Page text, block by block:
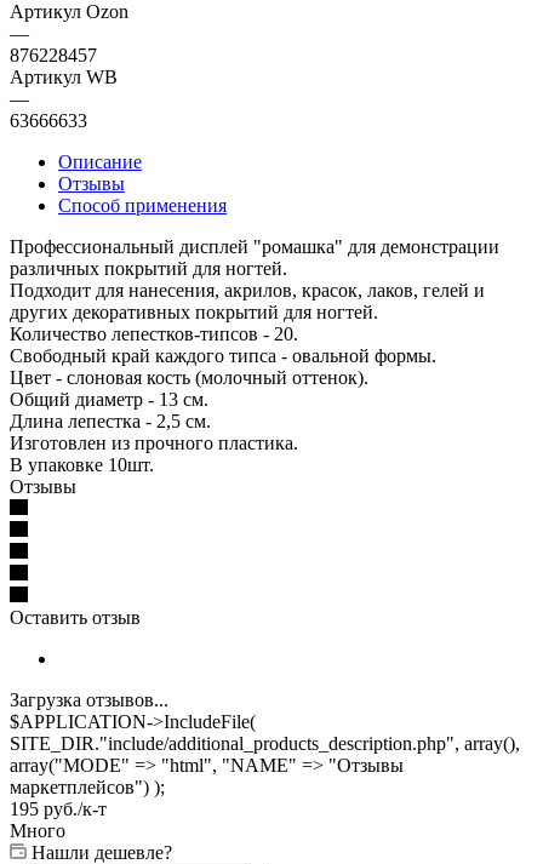
Артикул Ozon
—
876228457
Артикул WB
—
63666633
Описание
Отзывы
Способ применения
Профессиональный дисплей "ромашка" для демонстрации
различных покрытий для ногтей.
Подходит для нанесения, акрилов, красок, лаков, гелей и
других декоративных покрытий для ногтей.
Количество лепестков-типсов - 20.
Свободный край каждого типса - овальной формы.
Цвет - слоновая кость (молочный оттенок).
Общий диаметр - 13 см.
Длина лепестка - 2,5 см.
Изготовлен из прочного пластика.
В упаковке 10шт.
Отзывы
Оставить отзыв
Загрузка отзывов...
$APPLICATION->IncludeFile(
SITE_DIR."include/additional_products_description.php", array(),
array("MODE" => "html", "NAME" => "Отзывы
маркетплейсов") );
195 руб./к-т
Много
Нашли дешевле?